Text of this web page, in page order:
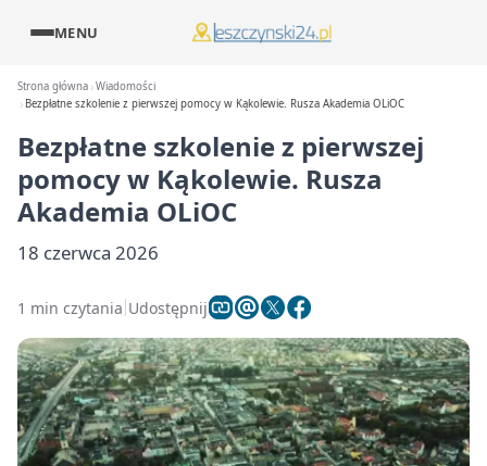
MENU
Strona główna Wiadomości
Bezpłatne szkolenie z pierwszej pomocy w Kąkolewie. Rusza Akademia OLiOC
Bezpłatne szkolenie z pierwszej
pomocy w Kąkolewie. Rusza
Akademia OLiOC
18 czerwca 2026
1 min czytania Udostępnij